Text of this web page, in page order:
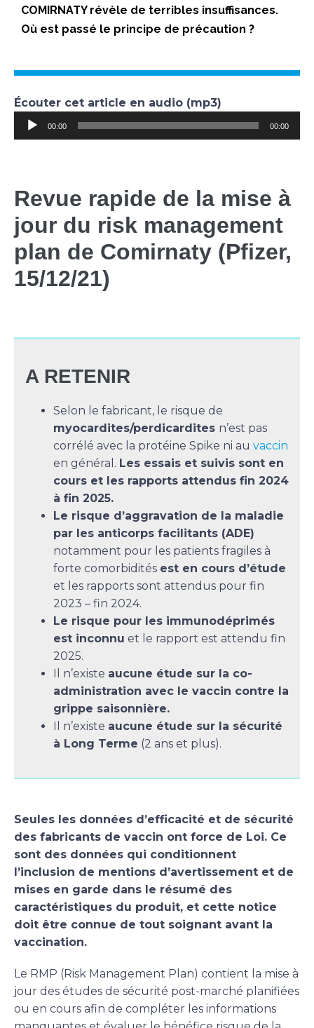
COMIRNATY révèle de terribles insuffisances.
Où est passé le principe de précaution ?
Écouter cet article en audio (mp3)
Lecteur
audio
00:00 00:00
Revue rapide de la mise à
jour du risk management
plan de Comirnaty (Pfizer,
15/12/21)
A RETENIR
Selon le fabricant, le risque de
myocardites/perdicardites n’est pas
corrélé avec la protéine Spike ni au vaccin
en général. Les essais et suivis sont en
cours et les rapports attendus fin 2024
à fin 2025.
Le risque d’aggravation de la maladie
par les anticorps facilitants (ADE)
notamment pour les patients fragiles à
forte comorbidités est en cours d’étude
et les rapports sont attendus pour fin
2023 – fin 2024.
Le risque pour les immunodéprimés
est inconnu et le rapport est attendu fin
2025.
Il n’existe aucune étude sur la co-
administration avec le vaccin contre la
grippe saisonnière.
Il n’existe aucune étude sur la sécurité
à Long Terme (2 ans et plus).
Seules les données d’efficacité et de sécurité
des fabricants de vaccin ont force de Loi. Ce
sont des données qui conditionnent
l’inclusion de mentions d’avertissement et de
mises en garde dans le résumé des
caractéristiques du produit, et cette notice
doit être connue de tout soignant avant la
vaccination.
Le RMP (Risk Management Plan) contient la mise à
jour des études de sécurité post-marché planifiées
ou en cours afin de compléter les informations